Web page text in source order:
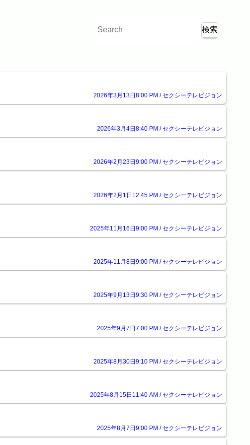
2026年3月13日8:00 PM / セクシーテレビジョン
2026年3月4日8:40 PM / セクシーテレビジョン
2026年2月23日9:00 PM / セクシーテレビジョン
2026年2月1日12:45 PM / セクシーテレビジョン
2025年11月16日9:00 PM / セクシーテレビジョン
2025年11月8日9:00 PM / セクシーテレビジョン
2025年9月13日9:30 PM / セクシーテレビジョン
2025年9月7日7:00 PM / セクシーテレビジョン
2025年8月30日9:10 PM / セクシーテレビジョン
2025年8月15日11:40 AM / セクシーテレビジョン
2025年8月7日9:00 PM / セクシーテレビジョン